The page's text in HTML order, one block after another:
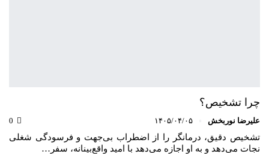
چرا تشخیص؟
علیرضا نوربخش ۱۴۰۵/۰۴/۰۵
تشخیص دقیق، درمانگر را از اضطراب بی‌جهت و فرسودگی شغلی
نجات می‌دهد و به او اجازه می‌دهد با امید واقع‌بینانه، سفرِ…